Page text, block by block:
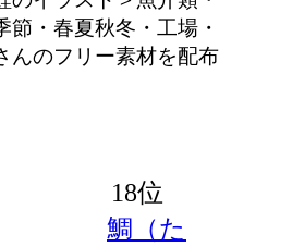
節・春夏秋冬・工場・
んのフリー素材を配布
18位
鯛（た